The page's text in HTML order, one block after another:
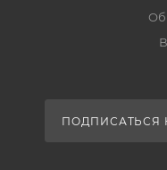
ПОДПИСАТЬСЯ